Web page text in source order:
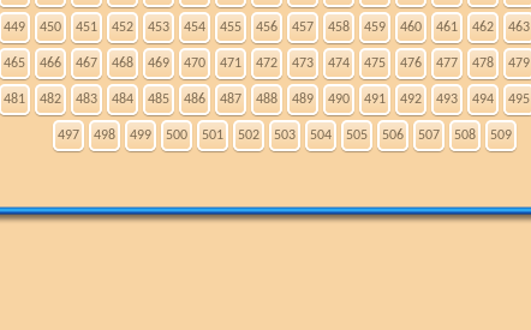
449 450 451 452 453 454 455 456 457 458 459 460 461 462 463
465 466 467 468 469 470 471 472 473 474 475 476 477 478 479
481 482 483 484 485 486 487 488 489 490 491 492 493 494 495
497 498 499 500 501 502 503 504 505 506 507 508 509